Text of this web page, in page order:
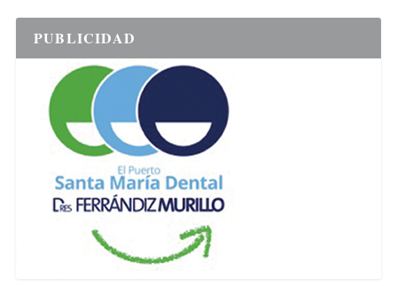
PUBLICIDAD